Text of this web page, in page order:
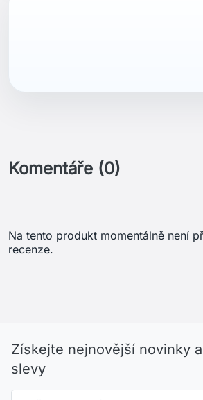
Komentáře (0)
Na tento produkt momentálně není
recenze.
Získejte nejnovější novinky
slevy